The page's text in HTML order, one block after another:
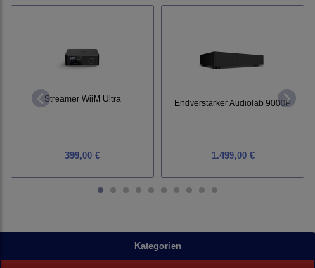
Kategorien
Streamer WiiM Ultra
399,00 €
Endverstärker Audiolab 9000P
1.499,00 €